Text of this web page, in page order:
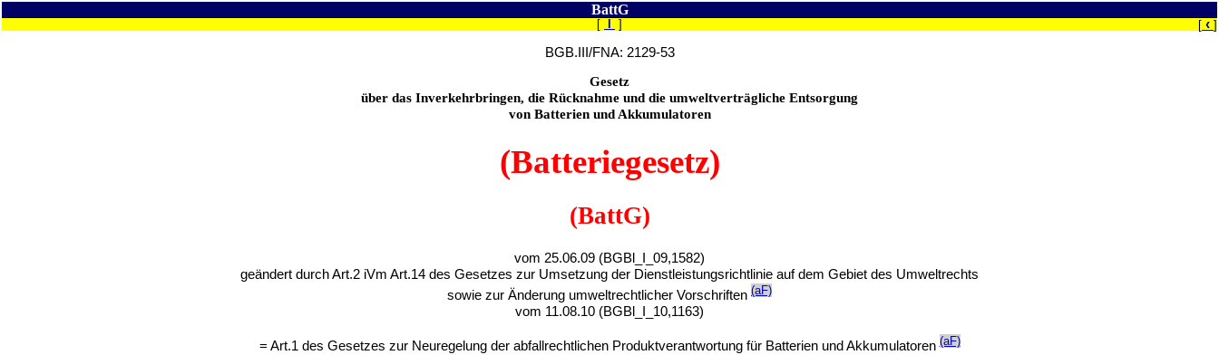
BattG
[ ] [ ‹ ]
BGB.III/FNA: 2129-53
Gesetz
über das Inverkehrbringen, die Rücknahme und die umweltverträgliche Entsorgung
von Batterien und Akkumulatoren
(Batteriegesetz)
(BattG)
vom 25.06.09 (BGBl_I_09,1582)
geändert durch Art.2 iVm Art.14 des Gesetzes zur Umsetzung der Dienstleistungsrichtlinie auf dem Gebiet des Umweltrechts
sowie zur Änderung umweltrechtlicher Vorschriften (aF)
vom 11.08.10 (BGBl_I_10,1163)
= Art.1 des Gesetzes zur Neuregelung der abfallrechtlichen Produktverantwortung für Batterien und Akkumulatoren(aF)